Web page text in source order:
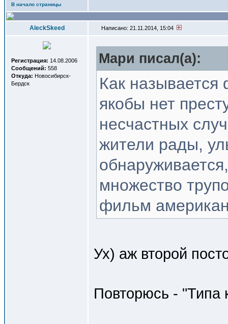
В начало страницы
AleckSkeed Написано: 21.11.2014, 15:04
Регистрация: 14.08.2006
Сообщений: 558
Откуда: Новосибирск-
Бердск
Мари писал(a):
Как
якобы нет
несчастных
жители рады,
множество
фильм
Ух) аж второй
Повторюсь - "Типа